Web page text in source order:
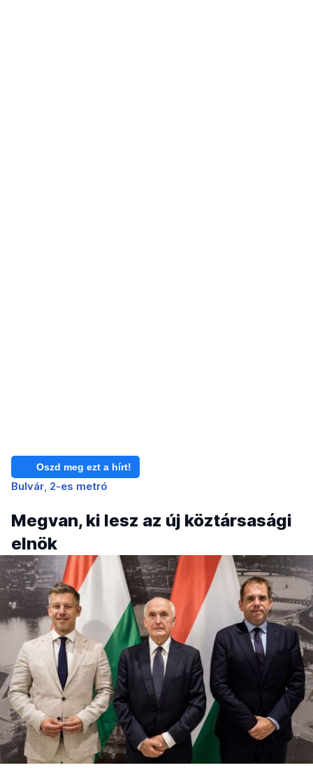
Oszd meg ezt a hírt!
Bulvár 2-es metró
Megvan, ki lesz az új köztársasági
elnök